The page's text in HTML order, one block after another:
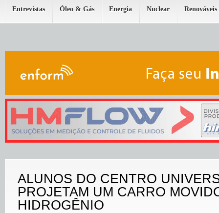
Entrevistas Óleo & Gás Energia Nuclear Renováveis
ALUNOS DO CENTRO
PROJETAM UM CARRO
HIDROGÊNIO